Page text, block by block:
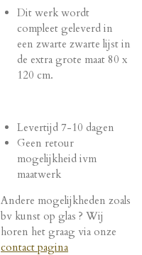
Dit werk wordt
compleet geleverd in
een zwarte zwarte lijst in
de extra grote maat 80 x
120 cm.
Levertijd 7-10 dagen
Geen retour
mogelijkheid ivm
maatwerk
Andere mogelijkheden zoals
bv kunst op glas ? Wij
horen het graag via onze
contact pagina